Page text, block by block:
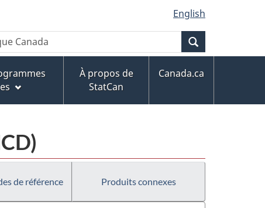
English
À propos de
StatCan
Canada.ca
de référence Produits connexes